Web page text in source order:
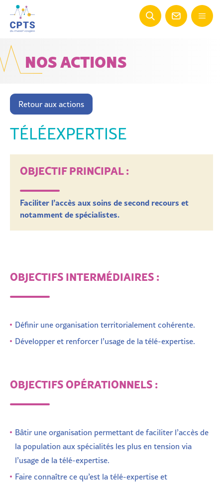
NOS ACTIONS
Retour aux actions
TÉLÉEXPERTISE
OBJECTIF PRINCIPAL :
Faciliter l’accès aux soins de second recours et
notamment de spécialistes.
OBJECTIFS INTERMÉDIAIRES :
Définir une organisation territorialement cohérente.
Développer et renforcer l’usage de la télé-expertise.
OBJECTIFS OPÉRATIONNELS :
Bâtir une organisation permettant de faciliter l’accès de
la population aux spécialités les plus en tension via
l’usage de la télé-expertise.
Faire connaître ce qu’est la télé-expertise et